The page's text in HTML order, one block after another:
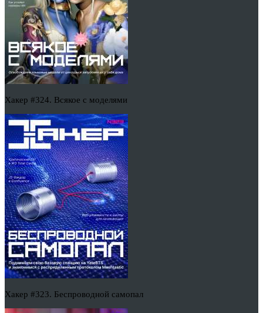
Хакер #324. Всякое с моделями
Хакер #323. Беспроводной самопал